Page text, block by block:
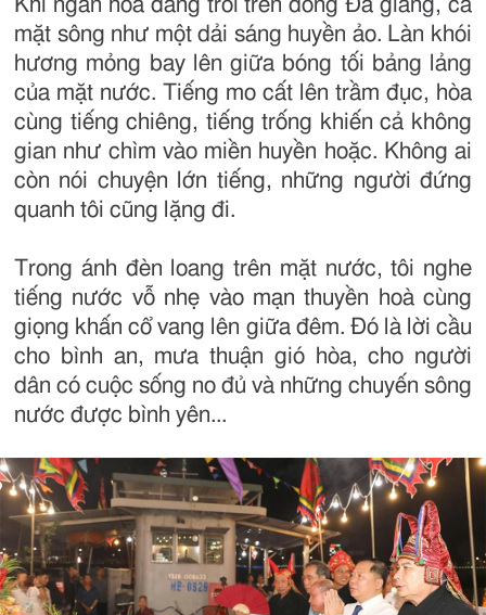
Khi ngàn hoa đăng trôi trên dòng Đà giang, cả
mặt sông như một dải sáng huyền ảo. Làn khói
hương mỏng bay lên giữa bóng tối bảng lảng
của mặt nước. Tiếng mo cất lên trầm đục, hòa
cùng tiếng chiêng, tiếng trống khiến cả không
gian như chìm vào miền huyền hoặc. Không ai
còn nói chuyện lớn tiếng, những người đứng
quanh tôi cũng lặng đi.
Trong ánh đèn loang trên mặt nước, tôi nghe
tiếng nước vỗ nhẹ vào mạn thuyền hoà cùng
giọng khấn cổ vang lên giữa đêm. Đó là lời cầu
cho bình an, mưa thuận gió hòa, cho người
dân có cuộc sống no đủ và những chuyến sông
nước được bình yên...